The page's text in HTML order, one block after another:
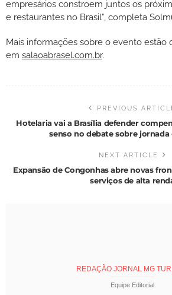
empresários constroem juntos os
e restaurantes no Brasil”, completa
Mais informações sobre o evento estão
em salaoabrasel.com.br.
PREVIOUS
Hotelaria vai a Brasília defender
senso no debate sobre jornada
NEXT ARTICLE
Expansão de Congonhas abre novas
serviços de alta
REDAÇÃO JORNAL MG
Equipe Editorial